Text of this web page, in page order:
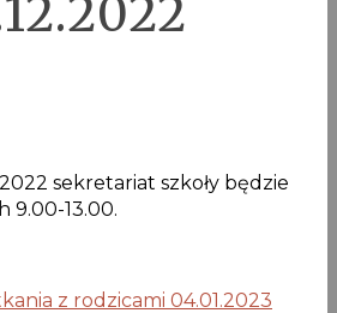
sekretariat szkoły będzie
9.00-13.00.
z rodzicami 04.01.2023